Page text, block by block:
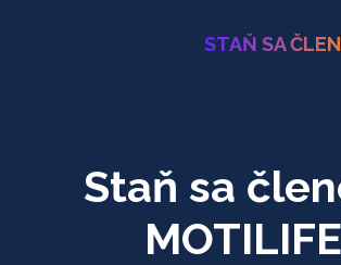
STAŇ SA
Staň sa
MOTILIFE